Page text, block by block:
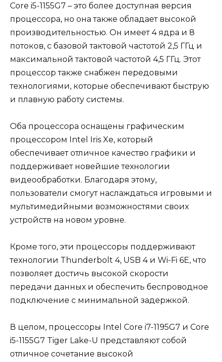
Core i5-1155G7 – это более доступная версия
процессора, но она также обладает высокой
производительностью. Он имеет 4 ядра и 8
потоков, с базовой тактовой частотой 2,5 ГГц и
максимальной тактовой частотой 4,5 ГГц. Этот
процессор также снабжен передовыми
технологиями, которые обеспечивают быструю
и плавную работу системы.
Оба процессора оснащены графическим
процессором Intel Iris Xe, который
обеспечивает отличное качество графики и
поддерживает новейшие технологии
видеообработки. Благодаря этому,
пользователи смогут наслаждаться игровыми и
мультимедийными возможностями своих
устройств на новом уровне.
Кроме того, эти процессоры поддерживают
технологии Thunderbolt 4, USB 4 и Wi-Fi 6E, что
позволяет достичь высокой скорости
передачи данных и обеспечить беспроводное
подключение с минимальной задержкой.
В целом, процессоры Intel Core i7-1195G7 и Core
i5-1155G7 Tiger Lake-U представляют собой
отличное сочетание высокой